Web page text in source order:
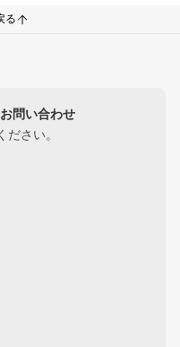
る
問い合わせ
さい。